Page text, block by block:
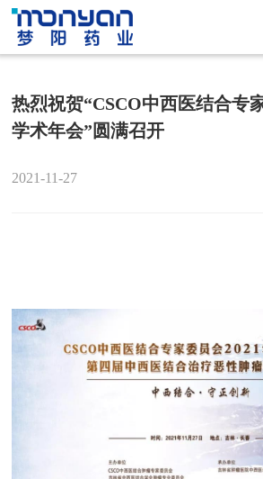
热烈祝贺“CSCO中西医结合专
学术年会”圆满召开
2021-11-27